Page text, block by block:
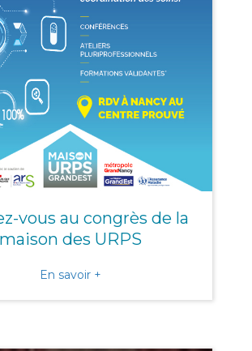
vous au congrès de la
maison des URPS
En savoir +